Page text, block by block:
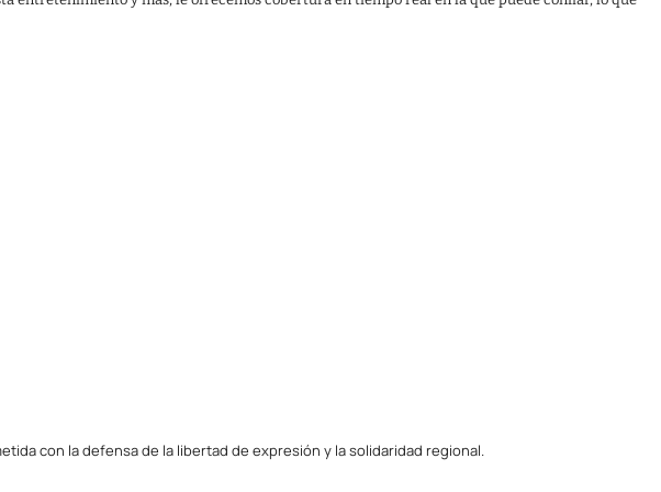
con la defensa de la libertad de expresión y la solidaridad regional.